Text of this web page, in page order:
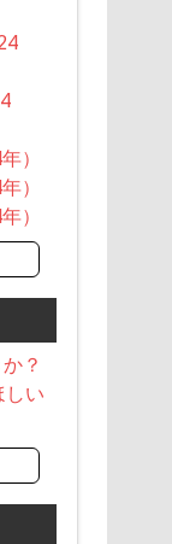
）
）
）
？
しい